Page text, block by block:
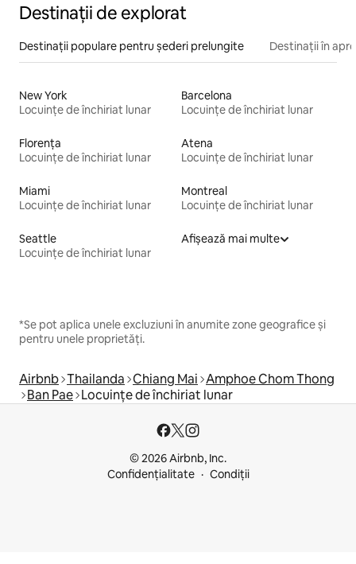
Destinații de explorat
Destinații populare pentru șederi prelungite Destinații în
New York
Locuințe de închiriat lunar
Barcelona
Locuințe de închiriat lunar
Florența
Locuințe de închiriat lunar
Atena
Locuințe de închiriat lunar
Miami
Locuințe de închiriat lunar
Montreal
Locuințe de închiriat lunar
Seattle
Locuințe de închiriat lunar
Afișează mai multe
*Se pot aplica unele excluziuni în anumite zone geografice și
pentru unele proprietăți.
Airbnb Thailanda Chiang Mai Amphoe Chom Thong
Ban Pae Locuințe de închiriat lunar
© 2026 Airbnb, Inc.
Confidențialitate
Condiții